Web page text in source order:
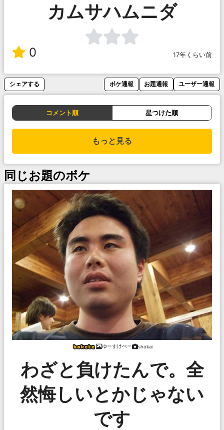
カムサハムニダ
0 17年くらい前
シェアする ボケ通報 お題通報 ユーザー通報
コメント順 星つけた順
もっと見る
同じお題のボケ
ゆーすけべー shokai
わざと負けたんで。全
然悔しいとかじゃない
です